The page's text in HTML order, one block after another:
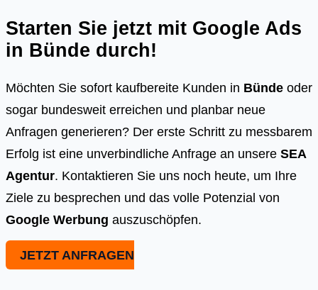
Starten Sie jetzt mit Google Ads
in Bünde durch!
Möchten Sie sofort kaufbereite Kunden in Bünde oder
sogar bundesweit erreichen und planbar neue
Anfragen generieren? Der erste Schritt zu messbarem
Erfolg ist eine unverbindliche Anfrage an unsere SEA
Agentur. Kontaktieren Sie uns noch heute, um Ihre
Ziele zu besprechen und das volle Potenzial von
Google Werbung auszuschöpfen.
JETZT ANFRAGEN